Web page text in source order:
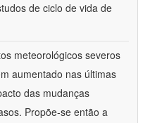
de ciclo de vida de
meteorológicos severos
aumentado nas últimas
das mudanças
Propõe-se então a